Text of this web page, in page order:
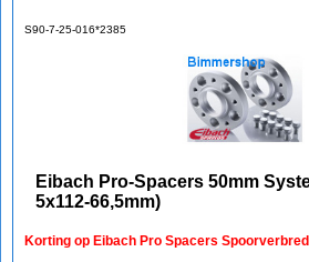
S90-7-25-016*2385
Eibach Pro-Spacers 50mm
5x112-66,5mm)
Korting op Eibach Pro Spacers